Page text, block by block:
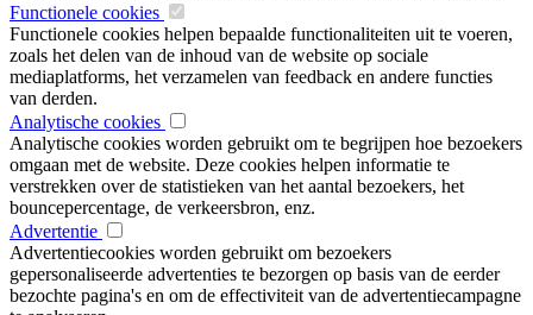
Functionele cookies
Functionele cookies helpen bepaalde functionaliteiten uit te voeren,
zoals het delen van de inhoud van de website op sociale
mediaplatforms, het verzamelen van feedback en andere functies
van derden.
Analytische cookies
Analytische cookies worden gebruikt om te begrijpen hoe bezoekers
omgaan met de website. Deze cookies helpen informatie te
verstrekken over de statistieken van het aantal bezoekers, het
bouncepercentage, de verkeersbron, enz.
Advertentie
Advertentiecookies worden gebruikt om bezoekers
gepersonaliseerde advertenties te bezorgen op basis van de eerder
bezochte pagina's en om de effectiviteit van de advertentiecampagne